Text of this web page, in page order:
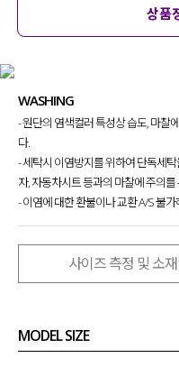
상품
WASHING
- 원단의 염색컬러 특성상 습도, 마찰
다.
- 세탁시 이염방지를 위하여 단독세
자, 자동차시트 등과의 마찰에 주의
- 이염에 대한 환불이나 교환 A/S 불
사이즈 측정 및 소
MODEL SIZE